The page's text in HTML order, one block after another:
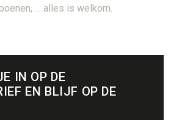
… alles is welkom.
IN OP DE
EN BLIJF OP DE